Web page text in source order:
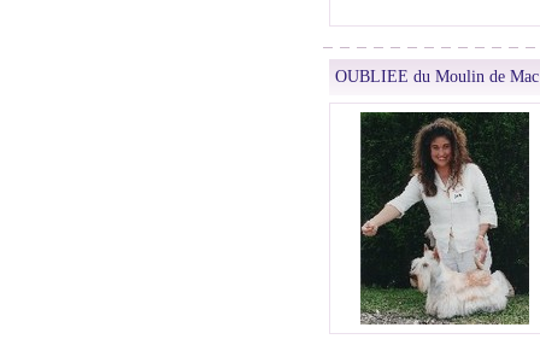
OUBLIEE du Moulin de